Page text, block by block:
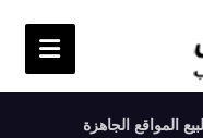
المواقع الجاهزة